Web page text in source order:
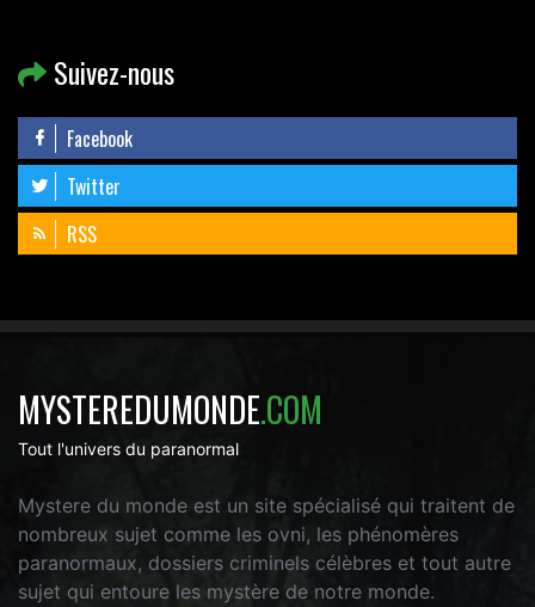
Suivez-nous
Facebook
Twitter
RSS
MYSTEREDUMONDE.COM
Tout l'univers du paranormal
Mystere du monde est un site spécialisé qui traitent de
nombreux sujet comme les ovni, les phénomères
paranormaux, dossiers criminels célèbres et tout autre
sujet qui entoure les mystère de notre monde.